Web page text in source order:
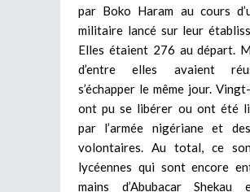
par Boko Haram au cours
militaire lancé sur leur
Elles étaient 276 au départ.
d’entre elles avaient
s’échapper le même jour.
ont pu se libérer ou ont été
par l’armée nigériane et
volontaires. Au total, ce
lycéennes qui sont encore
mains d’Abubacar Shekau